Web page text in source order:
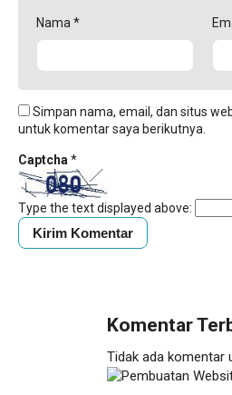
Nama *
Simpan nama, email, dan situs
untuk komentar saya berikutnya.
Captcha *
Type the text displayed above:
Komentar
Tidak ada komentar